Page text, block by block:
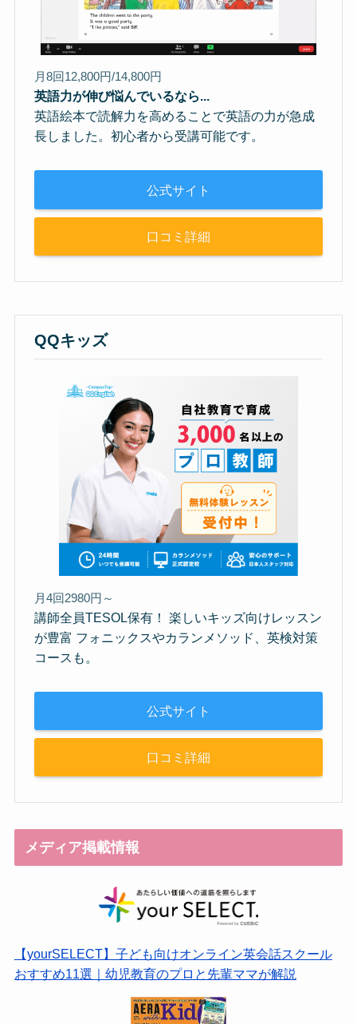
月8回12,800円/14,800円
英語力が伸び悩んでいるなら...
英語絵本で読解力を高めることで英語の力が急成
長しました。初心者から受講可能です。
公式サイト
口コミ詳細
QQキッズ
月4回2980円～
講師全員TESOL保有！ 楽しいキッズ向けレッスン
が豊富 フォニックスやカランメソッド、英検対策
コースも。
公式サイト
口コミ詳細
メディア掲載情報
【yourSELECT】子ども向けオンライン英会話スクール
おすすめ11選｜幼児教育のプロと先輩ママが解説